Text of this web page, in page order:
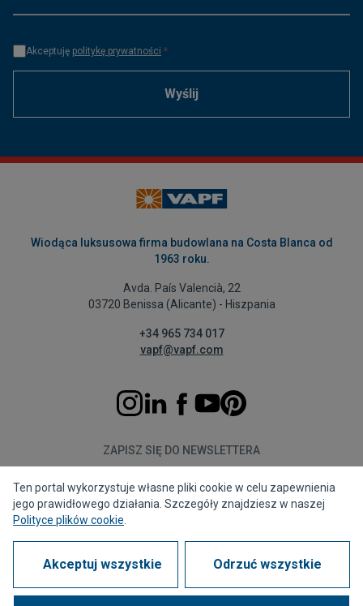
Akceptuję politykę prywatności *
Wyślij
Wiodąca luksusowa firma budowlana na Costa Blanca od
1963 roku.
Avda. País Valencià, 22
03720 Benissa (Alicante) - Hiszpania
+34 965 734 017
vapf@vapf.com
ZAPISZ SIĘ DO NEWSLETTERA
Subskrybuj
Polityka prywatności
Polityka plików cookies
Informacja prawnaKanał zgłoszeńCorporate compliance
Ten portal wykorzystuje własne pliki cookie w celu zapewnienia
jego prawidłowego działania. Szczegóły znajdziesz w naszej
Polityce plików cookie
Akceptuj wszystkie Odrzuć wszystkie